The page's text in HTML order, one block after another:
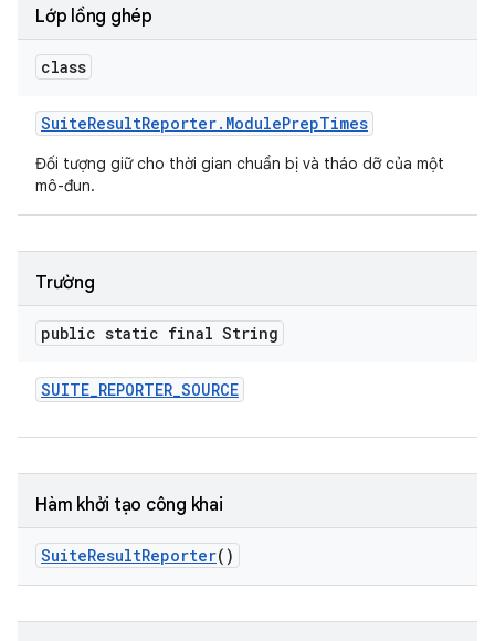
Lớp lồng ghép
class
SuiteResultReporter. ModulePrepTimes
Đối tượng giữ cho thời gian chuẩn bị và tháo dỡ của một
mô-đun.
Trường
public static final String
SUITE_REPORTER_SOURCE
Hàm khởi tạo công khai
SuiteResultReporter()